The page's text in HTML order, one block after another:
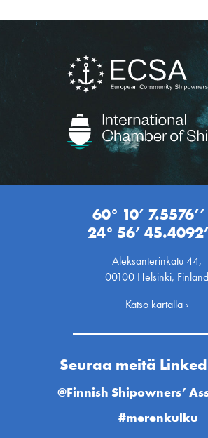
60° 10’
24° 56’
Aleksanterinkatu 44,
00100 Helsinki, Finland
Katso kartalla ›
Seuraa meitä
@Finnish Shipowners’
#merenkulku